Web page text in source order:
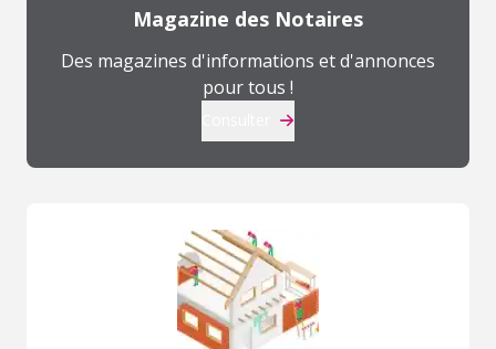
Magazine des Notaires
Des magazines d'informations et d'annonces
pour tous !